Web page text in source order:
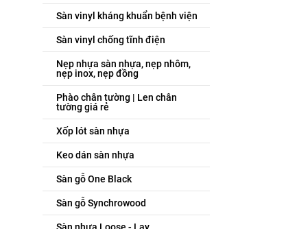
Sàn vinyl kháng khuẩn bệnh viện
Sàn vinyl chống tĩnh điện
Nẹp nhựa sàn nhựa, nẹp nhôm,
nẹp inox, nẹp đồng
Phào chân tường | Len chân
tường giá rẻ
Xốp lót sàn nhựa
Keo dán sàn nhựa
Sàn gỗ One Black
Sàn gỗ Synchrowood